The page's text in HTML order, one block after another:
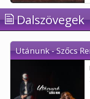
Dalszövegek
Utánunk - Szőcs